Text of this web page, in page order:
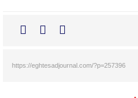
https://eghtesadjournal.com/?p=257396